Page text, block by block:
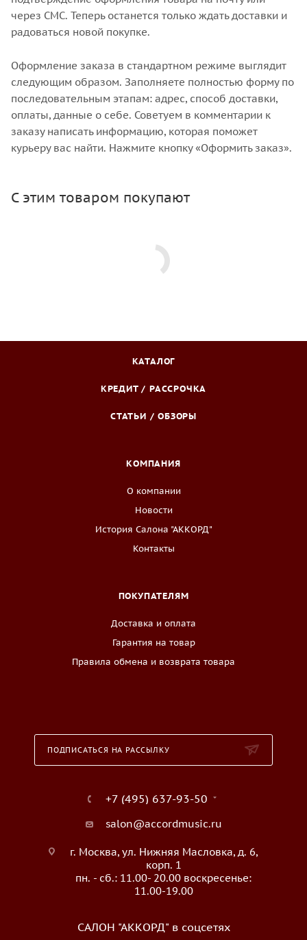
через СМС. Теперь останется только ждать доставки и
радоваться новой покупке.
Оформление заказа в стандартном режиме выглядит
следующим образом. Заполняете полностью форму по
последовательным этапам: адрес, способ доставки,
оплаты, данные о себе. Советуем в комментарии к
заказу написать информацию, которая поможет
курьеру вас найти. Нажмите кнопку «Оформить заказ».
С этим товаром покупают
КАТАЛОГ
КРЕДИТ / РАССРОЧКА
СТАТЬИ / ОБЗОРЫ
КОМПАНИЯ
О компании
Новости
История Салона "АККОРД"
Контакты
ПОКУПАТЕЛЯМ
Доставка и оплата
Гарантия на товар
Правила обмена и возврата товара
ПОДПИСАТЬСЯ НА РАССЫЛКУ
+7 (495) 637-93-50
salon@accordmusic.ru
г. Москва, ул. Нижняя Масловка, д. 6,
корп. 1
пн. - сб.: 11.00- 20.00 воскресенье:
11.00-19.00
САЛОН "АККОРД" в соцсетях